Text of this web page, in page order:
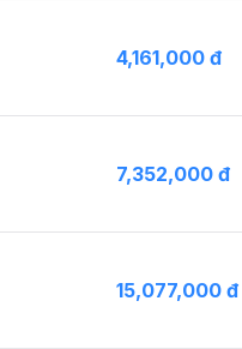
4,161,000 đ
7,352,000 đ
15,077,000 đ